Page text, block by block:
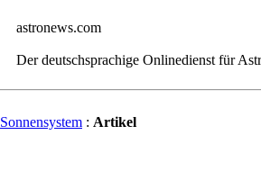
astronews.com
Der deutschsprachige Onlinedienst für
Sonnensystem : Artikel